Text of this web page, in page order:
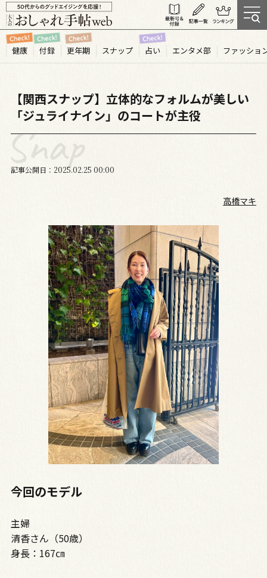
健康 付録 更年期 スナップ 占い エンタメ部 ファッショ
【関西スナップ】立体的なフォルムが美しい
「ジュライナイン」のコートが主役
記事公開日 2025.02 25 00:00
高橋マキ
今回のモデル
主婦
清香さん（50歳）
身長：167㎝